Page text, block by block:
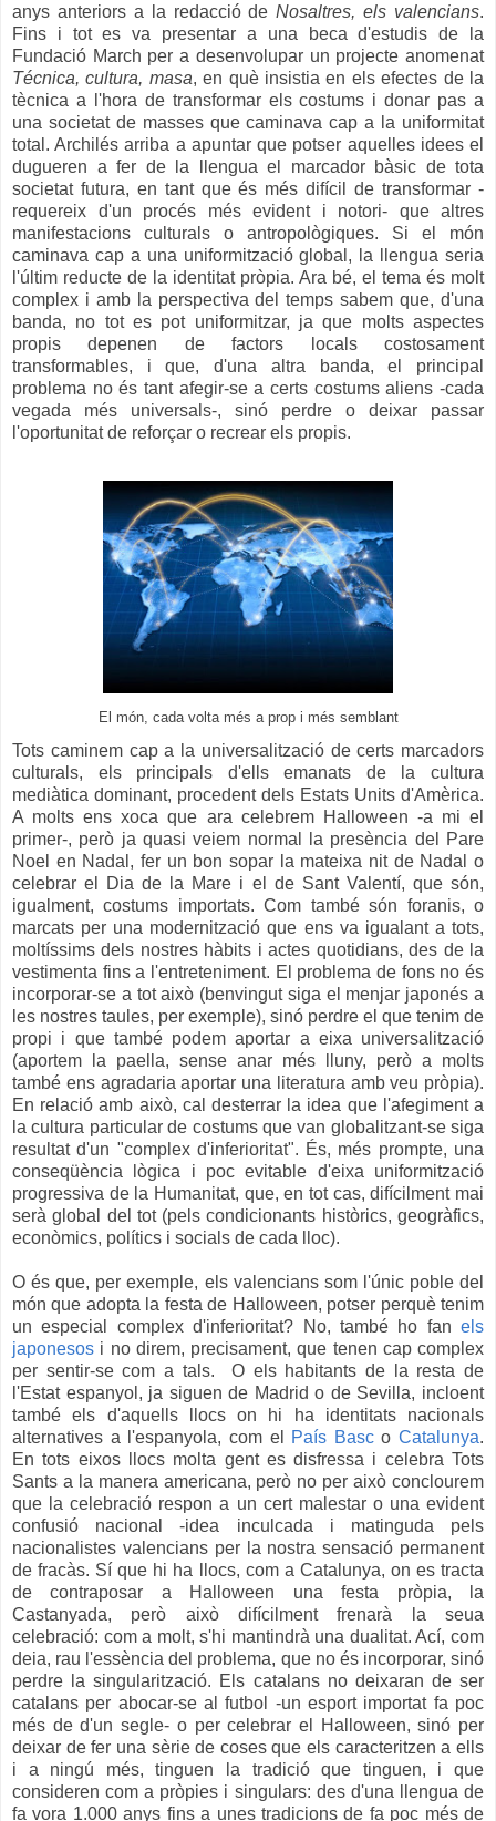
anys anteriors a la redacció deNosaltres, els valencians.
Fins i tot es va presentar a una beca d'estudis de la
Fundació March per a desenvolupar un projecte anomenat
Técnica, cultura, masa, en què insistia en els efectes de la
tècnica a l'hora de transformar els costums i donar pas a
una societat de masses que caminava cap a la uniformitat
total. Archilés arriba a apuntar que potser aquelles idees el
dugueren a fer de la llengua el marcador bàsic de tota
societat futura, en tant que és més difícil de transformar -
requereix d'un procés més evident i notori- que altres
manifestacions culturals o antropològiques. Si el món
caminava cap a una uniformització global, la llengua seria
l'últim reducte de la identitat pròpia. Ara bé, el tema és molt
complex i amb la perspectiva del temps sabem que, d'una
banda, no tot es pot uniformitzar, ja que molts aspectes
propis depenen de factors locals costosament
transformables, i que, d'una altra banda, el principal
problema no és tant afegir-se a certs costums aliens -cada
vegada més universals-, sinó perdre o deixar passar
l'oportunitat de reforçar o recrear els propis.
El món, cada volta més a prop i més semblant
Tots caminem cap a la universalització de certs marcadors
culturals, els principals d'ells emanats de la cultura
mediàtica dominant, procedent dels Estats Units d'Amèrica.
A molts ens xoca que ara celebrem Halloween -a mi el
primer-, però ja quasi veiem normal la presència del Pare
Noel en Nadal, fer un bon sopar la mateixa nit de Nadal o
celebrar el Dia de la Mare i el de Sant Valentí, que són,
igualment, costums importats. Com també són foranis, o
marcats per una modernització que ens va igualant a tots,
moltíssims dels nostres hàbits i actes quotidians, des de la
vestimenta fins a l'entreteniment. El problema de fons no és
incorporar-se a tot això (benvingut siga el menjar japonés a
les nostres taules, per exemple), sinó perdre el que tenim de
propi i que també podem aportar a eixa universalització
(aportem la paella, sense anar més lluny, però a molts
també ens agradaria aportar una literatura amb veu pròpia).
En relació amb això, cal desterrar la idea que l'afegiment a
la cultura particular de costums que van globalitzant-se siga
resultat d'un "complex d'inferioritat". És, més prompte, una
conseqüència lògica i poc evitable d'eixa uniformització
progressiva de la Humanitat, que, en tot cas, difícilment mai
serà global del tot (pels condicionants històrics, geogràfics,
econòmics, polítics i socials de cada lloc).
O és que, per exemple, els valencians som l'únic poble del
món que adopta la festa de Halloween, potser perquè tenim
un especial complex d'inferioritat? No, també ho fan els
japonesos i no direm, precisament, que tenen cap complex
per sentir-se com a tals. O els habitants de la resta de
l'Estat espanyol, ja siguen de Madrid o de Sevilla, incloent
també els d'aquells llocs on hi ha identitats nacionals
alternatives a l'espanyola, com el
País Basco Catalunya.
En tots eixos llocs molta gent es disfressa i celebra Tots
Sants a la manera americana, però no per això conclourem
que la celebració respon a un cert malestar o una evident
confusió nacional -idea inculcada i matinguda pels
nacionalistes valencians per la nostra sensació permanent
de fracàs. Sí que hi ha llocs, com a Catalunya, on es tracta
de contraposar a Halloween una festa pròpia, la
Castanyada, però això difícilment frenarà la seua
celebració: com a molt, s'hi mantindrà una dualitat. Ací, com
deia, rau l'essència del problema, que no és incorporar, sinó
perdre la singularització. Els catalans no deixaran de ser
catalans per abocar-se al futbol -un esport importat fa poc
més de d'un segle- o per celebrar el Halloween, sinó per
deixar de fer una sèrie de coses que els caracteritzen a ells
i a ningú més, tinguen la tradició que tinguen, i que
consideren com a pròpies i singulars: des d'una llengua de
fa vora 1.000 anys fins a unes tradicionsde fa poc més de